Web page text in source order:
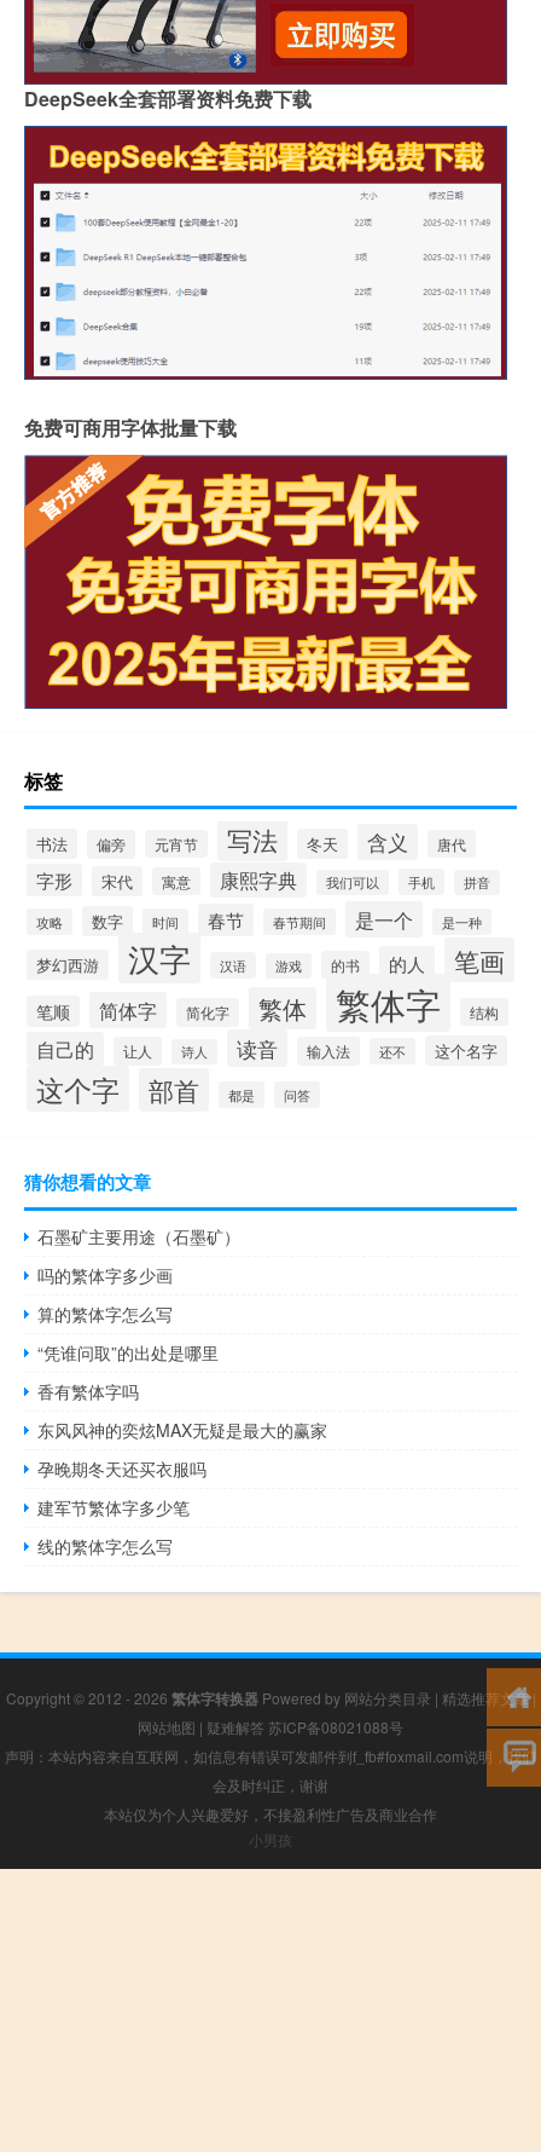
DeepSeek全套部署资料免费下载
免费可商用字体批量下载
标签
书法 偏旁 元宵节 写法 冬天 含义 唐代
字形 宋代 寓意 康熙字典 我们可以 手机 拼音
攻略 数字 时间 春节 春节期间 是一个 是一种
梦幻西游 汉字 汉语 游戏 的书 的人 笔画
笔顺 简体字 简化字 繁体 繁体字 结构
自己的 让人 诗人 读音 输入法 还不 这个名字
这个字 部首 都是 问答
猜你想看的文章
石墨矿主要用途（石墨矿）
吗的繁体字多少画
算的繁体字怎么写
“凭谁问取”的出处是哪里
香有繁体字吗
东风风神的奕炫MAX无疑是最大的赢家
孕晚期冬天还买衣服吗
建军节繁体字多少笔
线的繁体字怎么写
Copyright © 2012 - 2026 繁体字转换器Powered by 网站分类目录 | 精选推荐文章|
网站地图 | 疑难解答 苏ICP备08021088号
声明：本站内容来自互联网，如信息有错误可发邮件到f_fb#foxmail.com说明，我们
会及时纠正，谢谢
本站仅为个人兴趣爱好，不接盈利性广告及商业合作
小男孩